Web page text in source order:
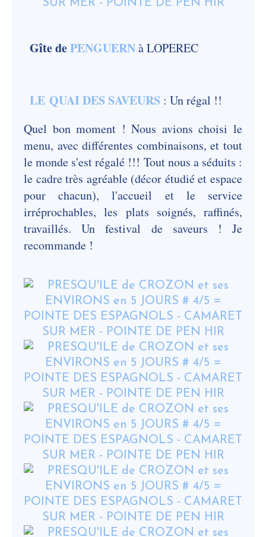
Gîte dePENGUERNà LOPEREC
LE QUAI DES SAVEURS : Un régal !!
Quel bon moment ! Nous avions choisi le
menu, avec différentes combinaisons, et tout
le monde s'est régalé !!! Tout nous a séduits :
le cadre très agréable (décor étudié et espace
pour chacun), l'accueil et le service
irréprochables, les plats soignés, raffinés,
travaillés. Un festival de saveurs ! Je
recommande !